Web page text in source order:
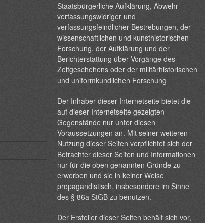
Staatsbürgerliche Aufklärung, Abwehr
verfassungswidriger und
verfassungsfeindlicher Bestrebungen, der
wissenschaftlichen und kunsthistorischen
Forschung, der Aufklärung und der
Berichterstattung über Vorgänge des
Zeitgeschehens oder der militärhistorischen
und uniformkundlichen Forschung
Der Inhaber dieser Internetseite bietet die
auf dieser Internetseite gezeigten
Gegenstände nur unter diesen
Voraussetzungen an. Mit seiner weiteren
Nutzung dieser Seiten verpflichtet sich der
Betrachter dieser Seiten und Informationen
nur für die oben genannten Gründe zu
erwerben und sie in keiner Weise
propagandistisch, insbesondere im Sinne
des § 86a StGB zu benutzen.
Der Ersteller dieser Seiten behält sich vor,